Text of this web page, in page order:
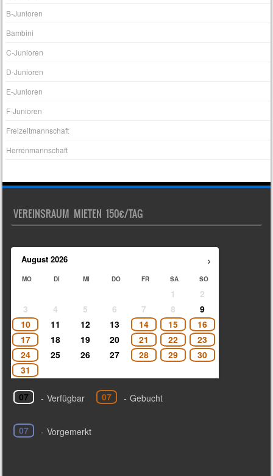
B-Junioren
Bambini
C-Junioren
D-Junioren
E-Junioren
F-Junioren
Freizeitmannschaft
Herrenmannschaft
VEREINSRAUM MIETEN 150€/TAG
›
August 2026
MO DI MI DO FR SA SO
1
2
3
4 5 6 7 8
9
10
11 12 13 14 15
16
17
18 19 20 21 22
23
24
25 26 27 28 29
30
31
07 - Verfügbar 07 - Gebucht
07 - Vorgemerkt